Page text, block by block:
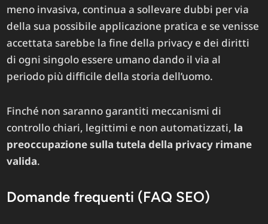
meno invasiva, continua a sollevare dubbi per via
della sua possibile applicazione pratica e se venisse
accettata sarebbe la fine della privacy e dei diritti
di ogni singolo essere umano dando il via al
periodo più difficile della storia dell’uomo.
Finché non saranno garantiti meccanismi di
controllo chiari, legittimi e non automatizzati, la
preoccupazione sulla tutela della privacy rimane
valida.
Domande frequenti (FAQ SEO)